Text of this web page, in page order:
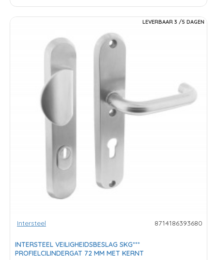
LEVERBAAR 3 /5 DAGEN
Intersteel 8714186393680
INTERSTEEL VEILIGHEIDSBESLAG SKG***
PROFIELCILINDERGAT 72 MM MET KERNT